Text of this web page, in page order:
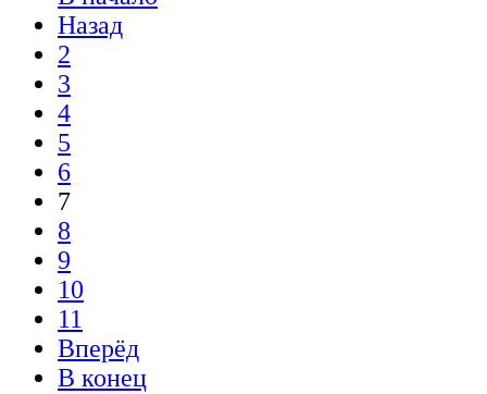
Назад
2
3
4
5
6
7
8
9
10
11
Вперёд
В конец